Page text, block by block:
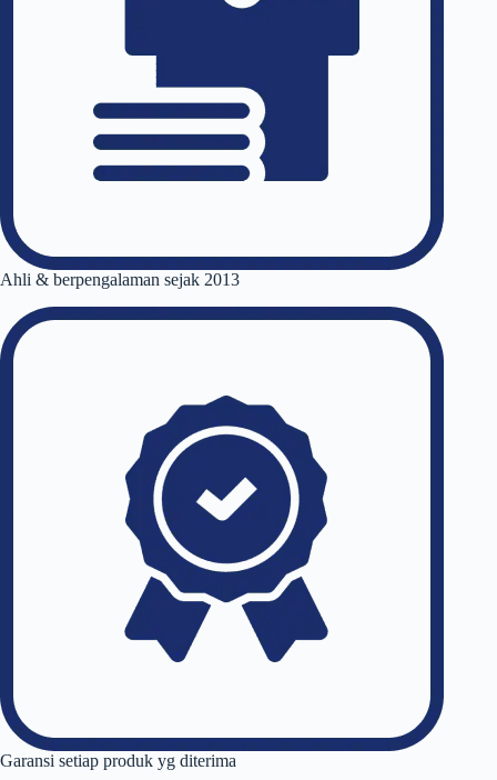
Ahli & berpengalaman sejak 2013
Garansi setiap produk yg diterima